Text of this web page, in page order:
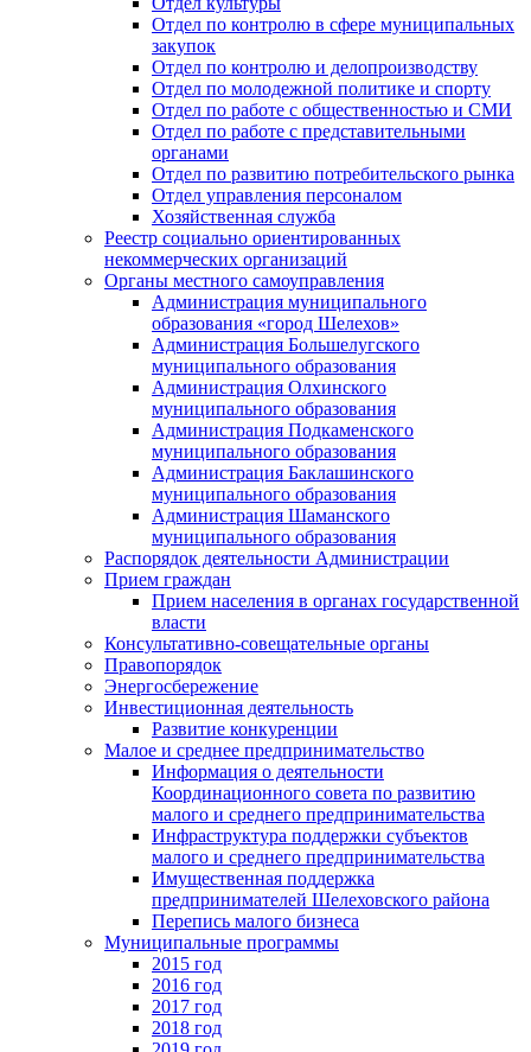
Отдел по контролю в сфере муниципальных
закупок
Отдел по контролю и делопроизводству
Отдел по молодежной политике и спорту
Отдел по работе с общественностью и СМИ
Отдел по работе с представительными
органами
Отдел по развитию потребительского рынка
Отдел управления персоналом
Хозяйственная служба
Реестр социально ориентированных
некоммерческих организаций
Органы местного самоуправления
Администрация муниципального
образования «город Шелехов»
Администрация Большелугского
муниципального образования
Администрация Олхинского
муниципального образования
Администрация Подкаменского
муниципального образования
Администрация Баклашинского
муниципального образования
Администрация Шаманского
муниципального образования
Распорядок деятельности Администрации
Прием граждан
Прием населения в органах государственной
власти
Консультативно-совещательные органы
Правопорядок
Энергосбережение
Инвестиционная деятельность
Развитие конкуренции
Малое и среднее предпринимательство
Информация о деятельности
Координационного совета по развитию
малого и среднего предпринимательства
Инфраструктура поддержки субъектов
малого и среднего предпринимательства
Имущественная поддержка
предпринимателей Шелеховского района
Перепись малого бизнеса
Муниципальные программы
2015 год
2016 год
2017 год
2018 год